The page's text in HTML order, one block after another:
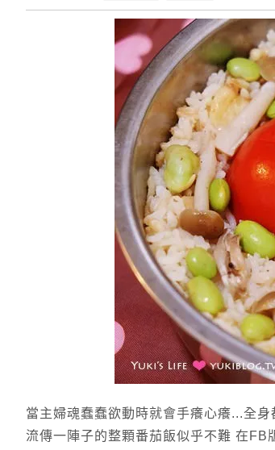
當主婦魂蠢蠢欲動時就會手癢心癢...全
流傳一陣子的整顆番茄飯似乎不難 在FB